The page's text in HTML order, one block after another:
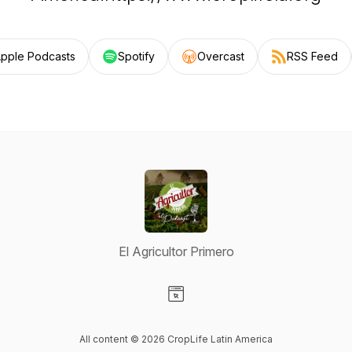
Podcasts Spotify Overcast RSS Feed
El Agricultor Primero
All content © 2026 CropLife Latin America